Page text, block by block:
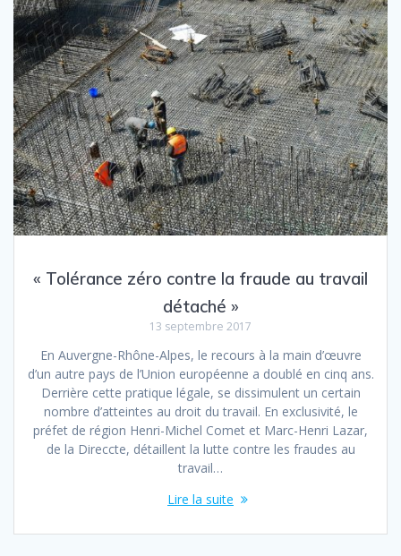
« Tolérance zéro contre la fraude au travail
détaché »
13 septembre 2017
En Auvergne-Rhône-Alpes, le recours à la main d’œuvre
d’un autre pays de l’Union européenne a doublé en cinq ans.
Derrière cette pratique légale, se dissimulent un certain
nombre d’atteintes au droit du travail. En exclusivité, le
préfet de région Henri-Michel Comet et Marc-Henri Lazar,
de la Direccte, détaillent la lutte contre les fraudes au
travail…
Lire la suite